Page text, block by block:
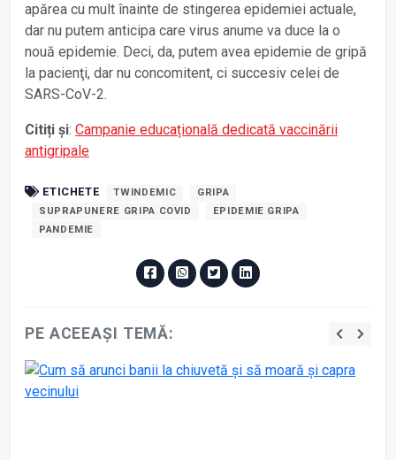
apărea cu mult înainte de stingerea epidemiei actuale,
dar nu putem anticipa care virus anume va duce la o
nouă epidemie. Deci, da, putem avea epidemie de gripă
la pacienţi, dar nu concomitent, ci succesiv celei de
SARS-CoV-2.
Citiți și: Campanie educațională dedicată vaccinării
antigripale
ETICHETE TWINDEMIC
GRIPA
SUPRAPUNERE GRIPA COVID
EPIDEMIE GRIPA
PANDEMIE
PE ACEEAȘI TEMĂ: